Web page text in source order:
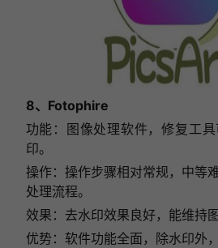
8、Fotophire
功能：图像处理软件，修复工
印。
操作：操作步骤相对常规，中等
处理流程。
效果：去水印效果良好，能维持
优势：软件功能全面，除水印外